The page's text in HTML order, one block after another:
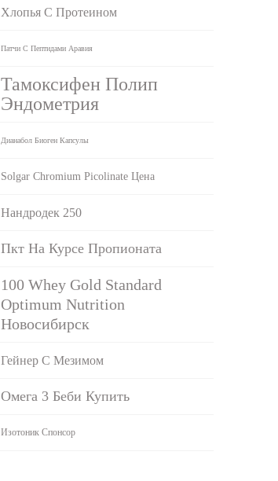
Хлопья С Протеином
Патчи С Пептидами Аравия
Тамоксифен Полип
Эндометрия
Дианабол Биоген Капсулы
Solgar Chromium Picolinate Цена
Нандродек 250
Пкт На Курсе Пропионата
100 Whey Gold Standard
Optimum Nutrition
Новосибирск
Гейнер С Мезимом
Омега 3 Беби Купить
Изотоник Спонсор